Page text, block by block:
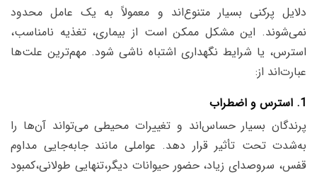
دلایل پرکنی بسیار متنوع‌اند و معمولاً به یک عامل محدود
نمی‌شوند. این مشکل ممکن است از بیماری، تغذیه نامناسب،
استرس، یا شرایط نگهداری اشتباه ناشی شود. مهم‌ترین علت‌ها
عبارت‌اند از:
1. استرس و اضطراب
پرندگان بسیار حساس‌اند و تغییرات محیطی می‌تواند آن‌ها را
به‌شدت تحت تأثیر قرار دهد. عواملی مانند جابه‌جایی مداوم
قفس، سروصدای زیاد، حضور حیوانات دیگر،تنهایی طولانی،کمبود